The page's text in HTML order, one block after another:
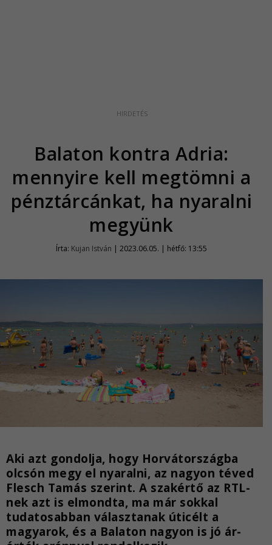
Balaton kontra Adria:
mennyire kell megtömni a
pénztárcánkat, ha nyaralni
megyünk
Írta: Kujan István | 2023.06.05. | hétfő: 13:55
Aki azt gondolja, hogy Horvátországba
olcsón megy el nyaralni, az nagyon téved
Flesch Tamás szerint. A szakértő az RTL-
nek azt is elmondta, ma már sokkal
tudatosabban választanak úticélt a
magyarok, és a Balaton nagyon is jó ár-